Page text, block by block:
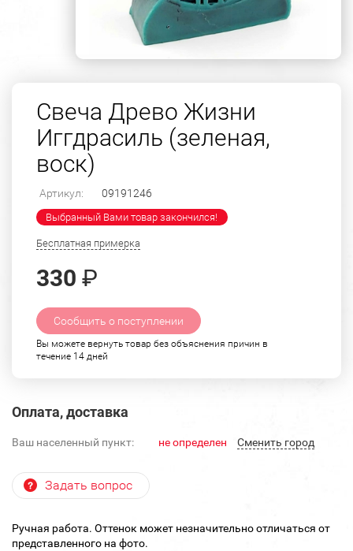
Свеча Древо Жизни
Иггдрасиль (зеленая,
воск)
Артикул: 09191246
Выбранный Вами товар закончился!
Бесплатная примерка
330 ₽
Сообщить о поступлении
Вы можете вернуть товар без объяснения причин в
течение 14 дней
Оплата, доставка
Ваш населенный пункт: не определен Cменить город
Задать вопрос
Ручная работа. Оттенок может незначительно отличаться от
представленного на фото.